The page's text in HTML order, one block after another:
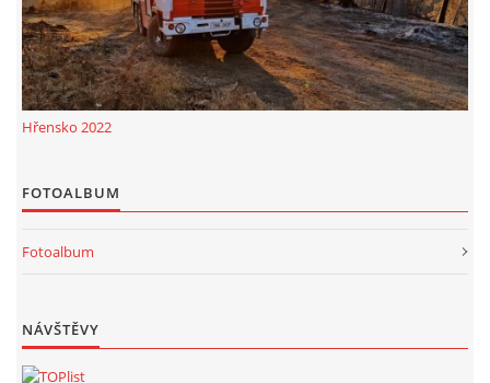
Hřensko 2022
FOTOALBUM
Fotoalbum
NÁVŠTĚVY